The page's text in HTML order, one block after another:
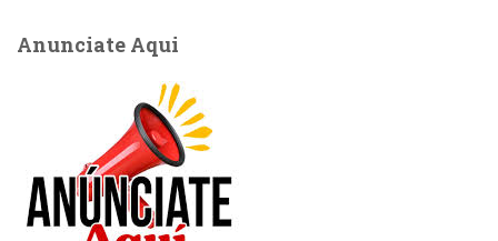
Anunciate Aqui